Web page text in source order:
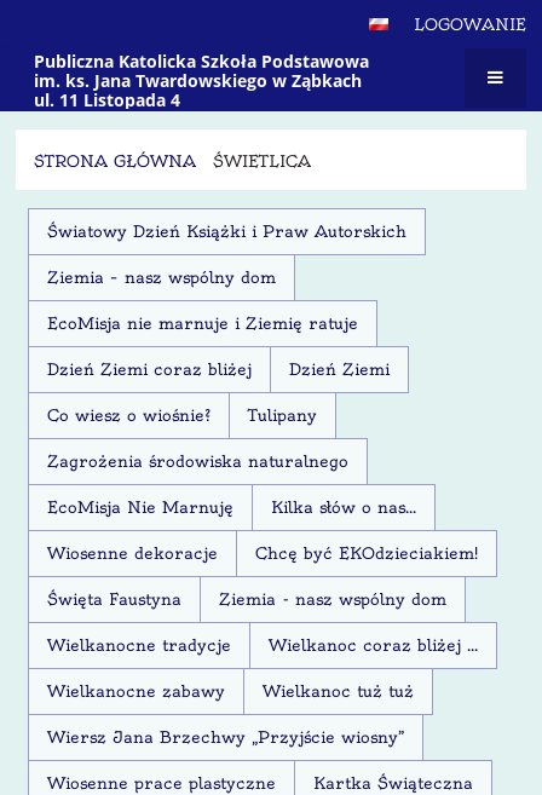
LOGOWANIE
Publiczna Katolicka Szkoła Podstawowa
im. ks. Jana Twardowskiego w Ząbkach
ul. 11 Listopada 4
STRONA GŁÓWNA ŚWIETLICA
Świetlica
Światowy Dzień Książki i Praw Autorskich
Ziemia – nasz wspólny dom
EcoMisja nie marnuje i Ziemię ratuje
Dzień Ziemi coraz bliżej Dzień Ziemi
Co wiesz o wiośnie? Tulipany
Zagrożenia środowiska naturalnego
EcoMisja Nie Marnuję Kilka słów o nas...
Wiosenne dekoracje Chcę być EKOdzieciakiem!
Święta Faustyna Ziemia - nasz wspólny dom
Wielkanocne tradycje Wielkanoc coraz bliżej ...
Wielkanocne zabawy Wielkanoc tuż tuż
Wiersz Jana Brzechwy „Przyjście wiosny”
Wiosenne prace plastyczne Kartka Świąteczna